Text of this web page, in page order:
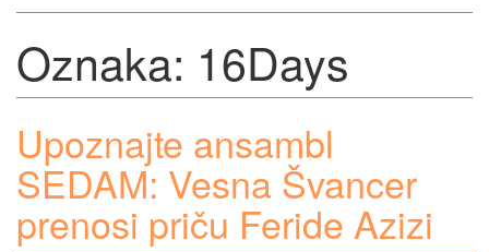
Oznaka: 16Days
Upoznajte ansambl
SEDAM: Vesna Švancer
prenosi priču Feride Azizi